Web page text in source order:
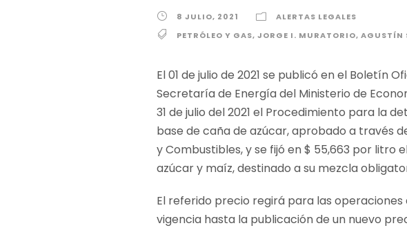
8 JULIO, 2021
ALERTAS LEGALES
PETRÓLEO Y GAS, JORGE I. MURATORIO, AGUSTÍN
El 01 de julio de 2021 se publicó en el Boletín
Secretaría de Energía del Ministerio de
31 de julio del 2021 el Procedimiento para la
base de caña de azúcar, aprobado a través
y Combustibles, y se fijó en $ 55,663 por litro
azúcar y maíz, destinado a su mezcla
El referido precio regirá para las operaciones
vigencia hasta la publicación de un nuevo